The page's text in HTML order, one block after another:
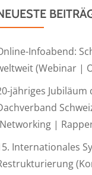
Infoabend:
(Webinar |
jähriges Jubiläum
|
Internationales